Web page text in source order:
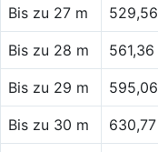
Bis zu 27 m 529,56
Bis zu 28 m 561,36
Bis zu 29 m 595,06
Bis zu 30 m 630,77